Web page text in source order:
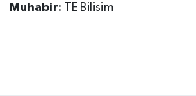
Muhabir: TE Bilisim